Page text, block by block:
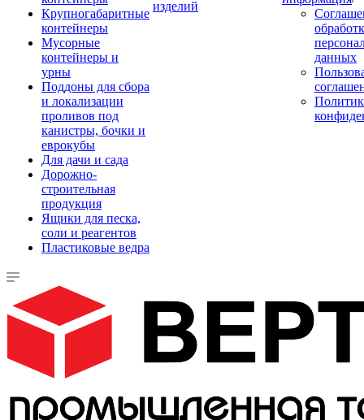
Крупногабаритные
контейнеры
Мусорные
контейнеры и
урны
Поддоны для сбора
и локализации
проливов под
канистры, бочки и
еврокубы
Для дачи и сада
Дорожно-
строительная
продукция
Ящики для песка,
соли и реагентов
Пластиковые ведра
изделий
данных